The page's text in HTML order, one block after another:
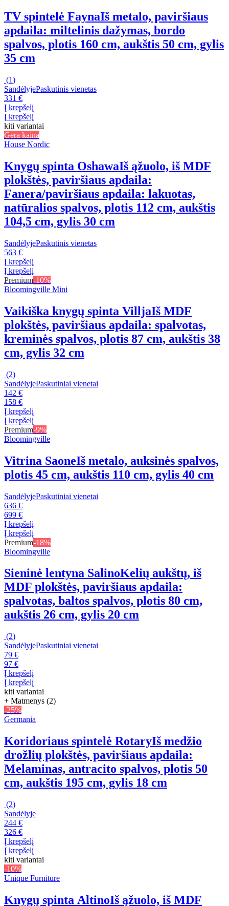
TV spintelė FaynaIš metalo, paviršiaus
apdaila: miltelinis dažymas, bordo
spalvos, plotis 160 cm, aukštis 50 cm, gylis
35 cm
(1)
SandėlyjePaskutinis vienetas
331 €
Į krepšelį
Į krepšelį
kiti variantai
Gera kaina
House Nordic
Knygų spinta OshawaIš ąžuolo, iš MDF
plokštės, paviršiaus apdaila:
Fanera/paviršiaus apdaila: lakuotas,
natūralios spalvos, plotis 112 cm, aukštis
104,5 cm, gylis 30 cm
SandėlyjePaskutinis vienetas
563 €
Į krepšelį
Į krepšelį
Premium-10%
Bloomingville Mini
Vaikiška knygų spinta VilljaIš MDF
plokštės, paviršiaus apdaila: spalvotas,
kreminės spalvos, plotis 87 cm, aukštis 38
cm, gylis 32 cm
(2)
SandėlyjePaskutiniai vienetai
142 €
158 €
Į krepšelį
Į krepšelį
Premium-9%
Bloomingville
Vitrina SaoneIš metalo, auksinės spalvos,
plotis 45 cm, aukštis 110 cm, gylis 40 cm
SandėlyjePaskutiniai vienetai
636 €
699 €
Į krepšelį
Į krepšelį
Premium-18%
Bloomingville
Sieninė lentyna SalinoKelių aukštų, iš
MDF plokštės, paviršiaus apdaila:
spalvotas, baltos spalvos, plotis 80 cm,
aukštis 26 cm, gylis 20 cm
(2)
SandėlyjePaskutiniai vienetai
79 €
97 €
Į krepšelį
Į krepšelį
kiti variantai
+ Matmenys (2)
-25%
Germania
Koridoriaus spintelė RotaryIš medžio
drožlių plokštės, paviršiaus apdaila:
Melaminas, antracito spalvos, plotis 50
cm, aukštis 195 cm, gylis 18 cm
(2)
Sandėlyje
244 €
326 €
Į krepšelį
Į krepšelį
kiti variantai
-10%
Unique Furniture
Knygų spinta AltinoIš ąžuolo, iš MDF